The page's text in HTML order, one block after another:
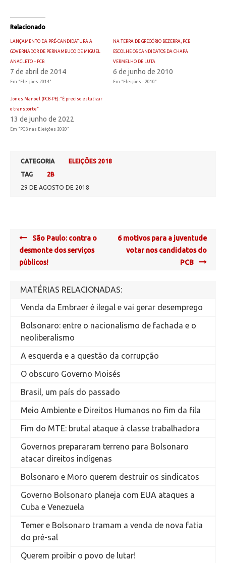
Relacionado
LANÇAMENTO DA PRÉ-CANDIDATURA A
GOVERNADOR DE PERNAMBUCO DE MIGUEL
ANACLETO – PCB
7 de abril de 2014
Em "Eleições 2014"
NA TERRA DE GREGÓRIO BEZERRA, PCB
ESCOLHE OS CANDIDATOS DA CHAPA
VERMELHO DE LUTA
6 de junho de 2010
Em "Eleições - 2010"
Jones Manoel (PCB-PE): “É preciso estatizar
o transporte”
13 de junho de 2022
Em "PCB nas Eleições 2020"
CATEGORIA
ELEIÇÕES 2018
TAG
2B
29 DE AGOSTO DE 2018
Post
navigation
São Paulo: contra o
desmonte dos serviços
públicos!
6 motivos para a juventude
votar nos candidatos do
PCB
MATÉRIAS RELACIONADAS:
Venda da Embraer é ilegal e vai gerar desemprego
Bolsonaro: entre o nacionalismo de fachada e o
neoliberalismo
A esquerda e a questão da corrupção
O obscuro Governo Moisés
Brasil, um país do passado
Meio Ambiente e Direitos Humanos no fim da fila
Fim do MTE: brutal ataque à classe trabalhadora
Governos prepararam terreno para Bolsonaro
atacar direitos indígenas
Bolsonaro e Moro querem destruir os sindicatos
Governo Bolsonaro planeja com EUA ataques a
Cuba e Venezuela
Temer e Bolsonaro tramam a venda de nova fatia
do pré-sal
Querem proibir o povo de lutar!